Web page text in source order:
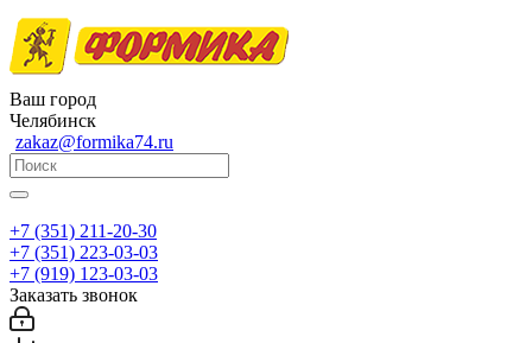
Ваш город
Челябинск
zakaz@formika74.ru
+7 (351) 211-20-30
+7 (351) 223-03-03
+7 (919) 123-03-03
Заказать звонок